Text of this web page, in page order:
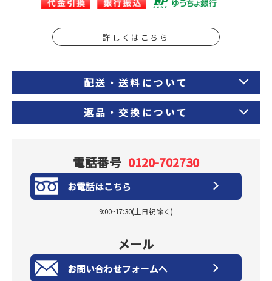
詳しくはこちら
配送・送料について
返品・交換について
電話番号 0120-702730
お電話はこちら
9:00~17:30(土日祝除く)
メール
お問い合わせフォームへ